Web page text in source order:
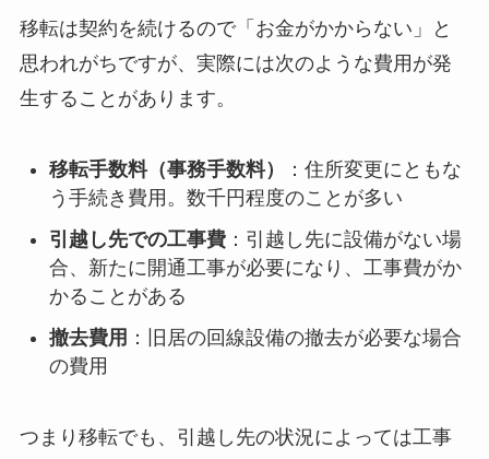
移転は契約を続けるので「お金がかからない」と
思われがちですが、実際には次のような費用が発
生することがあります。
移転手数料（事務手数料）
：住所変更にともな
う手続き費用。数千円程度のことが多い
引越し先での工事費：引越し先に設備がない場
合、新たに開通工事が必要になり、工事費がか
かることがある
撤去費用 ：旧居の回線設備の撤去が必要な場合
の費用
つまり移転でも、引越し先の状況によっては工事